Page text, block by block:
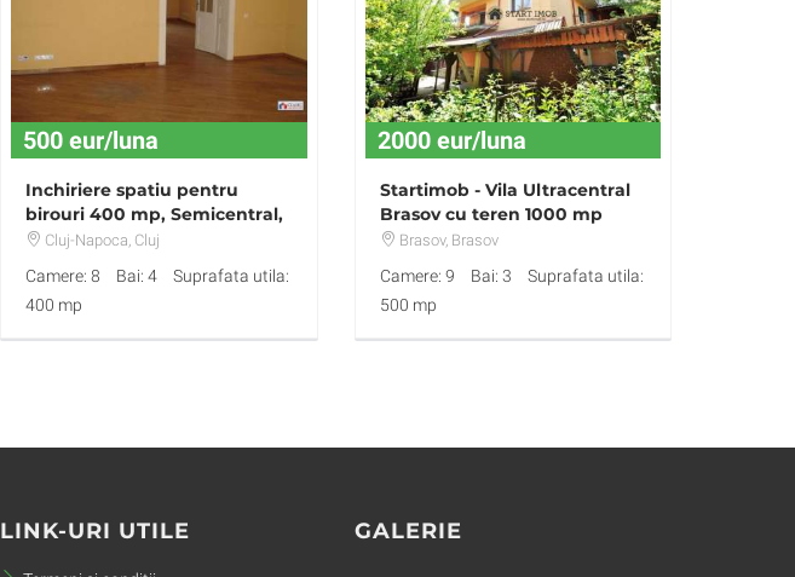
500 eur/luna
Inchiriere spatiu pentru
birouri 400 mp, Semicentral,
Cluj-Napoca
Cluj-Napoca, Cluj
Camere: 8 Bai: 4
Suprafata utila:
400 mp
2000 eur/luna
Startimob - Vila Ultracentral
Brasov cu teren 1000 mp
Brasov, Brasov
Camere: 9 Bai: 3
Suprafata utila:
500 mp
LINK-URI UTILE GALERIE